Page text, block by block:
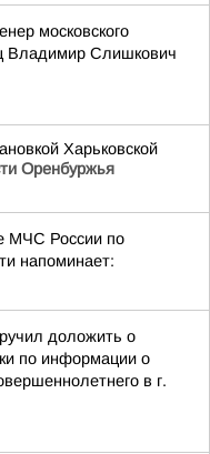
московского
Владимир Слишкович
Харьковской
Оренбуржья
МЧС России по
напоминает:
доложить о
по информации о
в г.